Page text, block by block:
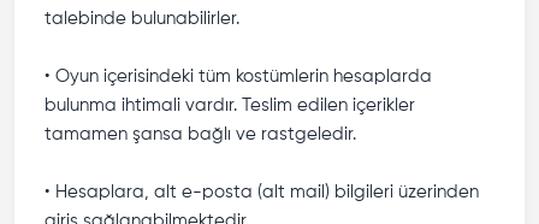
talebinde bulunabilirler.
• Oyun içerisindeki tüm kostümlerin hesaplarda
bulunma ihtimali vardır. Teslim edilen içerikler
tamamen şansa bağlı ve rastgeledir.
• Hesaplara, alt e-posta (alt mail) bilgileri üzerinden